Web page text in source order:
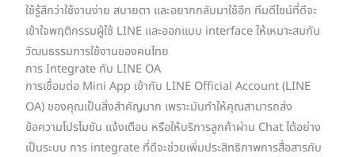
ใช้รู้สึกว่าใช้งานง่าย สบายตา และอยากกลับมาใช้อีก ทีมดีไซน์ที่ดีจะ
เข้าใจพฤติกรรมผู้ใช้ LINE และออกแบบ interface ให้เหมาะสมกับ
วัฒนธรรมการใช้งานของคนไทย
การ Integrate กับ LINE OA
การเชื่อมต่อ Mini App เข้ากับ LINE Official Account (LINE
OA) ของคุณเป็นสิ่งสำคัญมาก เพราะมันทำให้คุณสามารถส่ง
ข้อความโปรโมชัน แจ้งเตือน หรือให้บริการลูกค้าผ่าน Chat ได้อย่าง
เป็นระบบ การ integrate ที่ดีจะช่วยเพิ่มประสิทธิภาพการสื่อสารกับ